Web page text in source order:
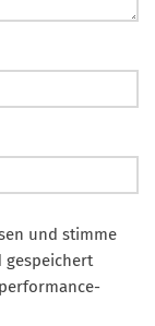
und stimme
gespeichert